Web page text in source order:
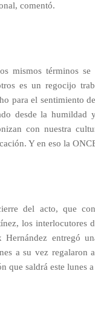
comentó.
mismos términos se
es un regocijo
para el sentimiento
desde la humildad
con nuestra
Y en eso la
del acto, que
los interlocutores
Hernández entregó
a su vez regalaron
que saldrá este lunes